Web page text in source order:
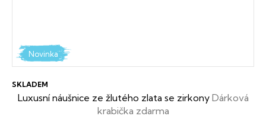
Novinka
Luxusní náušnice ze žlutého zlata se zirkony Dárková
krabička zdarma
SKLADEM